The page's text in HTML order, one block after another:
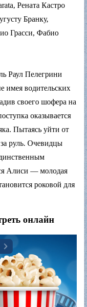
Рената Кастро
Бранку,
Грасси, Фабио
Раул Пелегрини
имея водительских
своего шофера на
оказывается
Пытаясь уйти от
руль. Очевидцы
Алиси — молодая
роковой для
онлайн